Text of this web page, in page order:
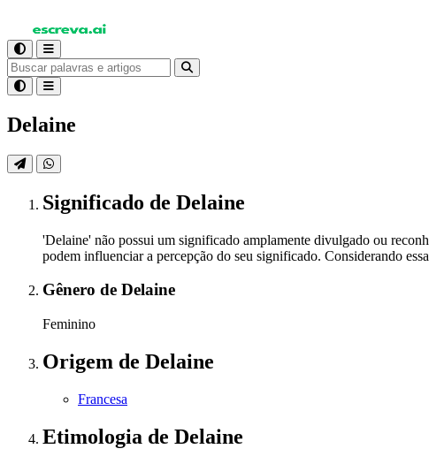
Delaine
Significado de Delaine
'Delaine' não possui um significado amplamente divulgado ou
podem influenciar a percepção do seu significado. Considerando
Gênero de Delaine
Feminino
Origem de Delaine
Francesa
Etimologia de Delaine